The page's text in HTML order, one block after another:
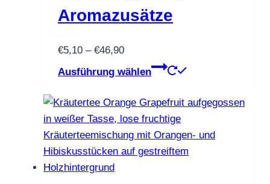
Aromazusätze
€5,10 – €46,90Preisspanne:
€5,10
€46,90
Ausführung wählen
Dieses
weist
Varianten
auf.